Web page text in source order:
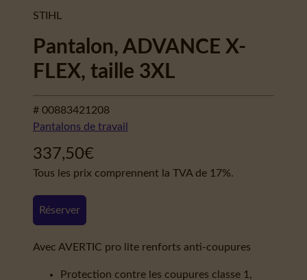
STIHL
Pantalon, ADVANCE X-
FLEX, taille 3XL
# 00883421208
Pantalons de travail
337,50€
Tous les prix comprennent la TVA de 17%.
Réserver
Avec AVERTIC pro lite renforts anti-coupures
Protection contre les coupures classe 1,